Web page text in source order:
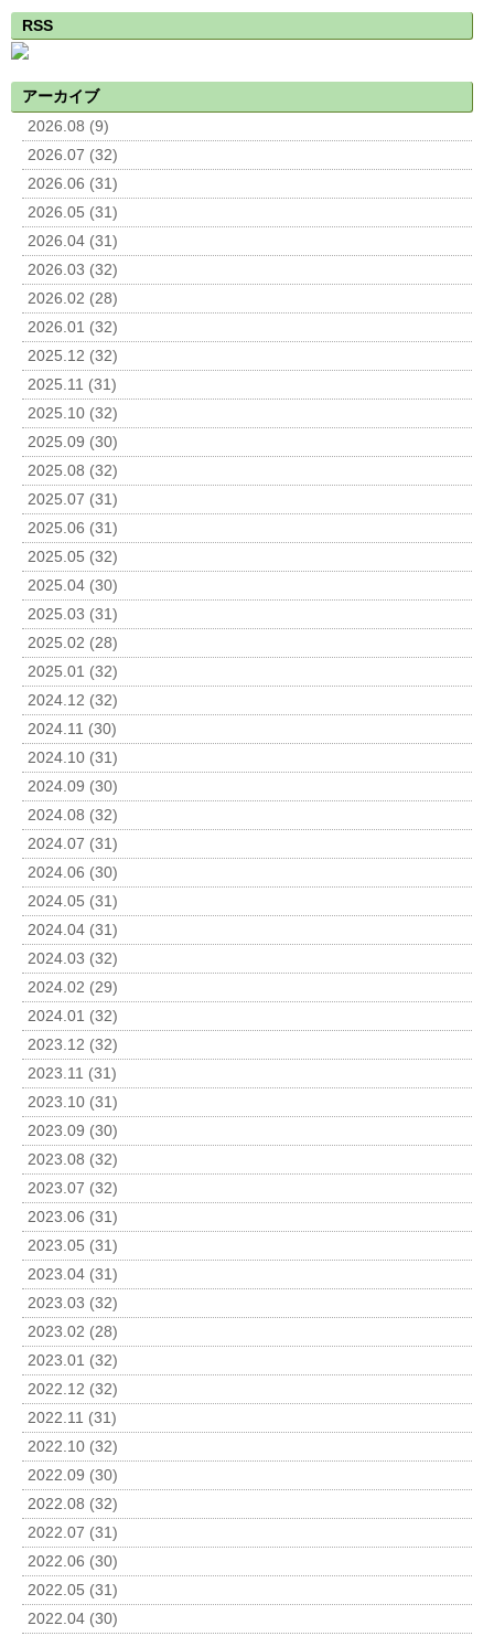
RSS
アーカイブ
2026.08 (9)
2026.07 (32)
2026.06 (31)
2026.05 (31)
2026.04 (31)
2026.03 (32)
2026.02 (28)
2026.01 (32)
2025.12 (32)
2025.11 (31)
2025.10 (32)
2025.09 (30)
2025.08 (32)
2025.07 (31)
2025.06 (31)
2025.05 (32)
2025.04 (30)
2025.03 (31)
2025.02 (28)
2025.01 (32)
2024.12 (32)
2024.11 (30)
2024.10 (31)
2024.09 (30)
2024.08 (32)
2024.07 (31)
2024.06 (30)
2024.05 (31)
2024.04 (31)
2024.03 (32)
2024.02 (29)
2024.01 (32)
2023.12 (32)
2023.11 (31)
2023.10 (31)
2023.09 (30)
2023.08 (32)
2023.07 (32)
2023.06 (31)
2023.05 (31)
2023.04 (31)
2023.03 (32)
2023.02 (28)
2023.01 (32)
2022.12 (32)
2022.11 (31)
2022.10 (32)
2022.09 (30)
2022.08 (32)
2022.07 (31)
2022.06 (30)
2022.05 (31)
2022.04 (30)